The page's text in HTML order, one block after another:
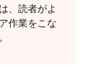
、読者がよ
作業をこな